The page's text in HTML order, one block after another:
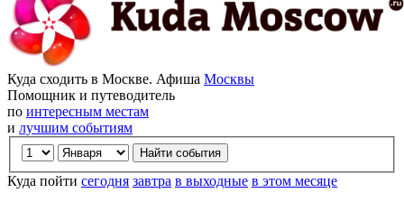
Куда сходить в Москве. Афиша Москвы
Помощник и путеводитель
по интересным местам
и лучшим событиям
Куда пойти сегодня завтра в выходные в этом месяце